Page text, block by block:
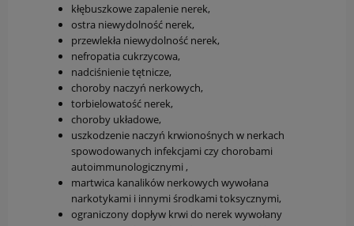
kłębuszkowe zapalenie nerek,
ostra niewydolność nerek,
przewlekła niewydolność nerek,
nefropatia cukrzycowa,
nadciśnienie tętnicze,
choroby naczyń nerkowych,
torbielowatość nerek,
choroby układowe,
uszkodzenie naczyń krwionośnych w nerkach
spowodowanych infekcjami czy chorobami
autoimmunologicznymi ,
martwica kanalików nerkowych wywołana
narkotykami i innymi środkami toksycznymi,
ograniczony dopływ krwi do nerek wywołany